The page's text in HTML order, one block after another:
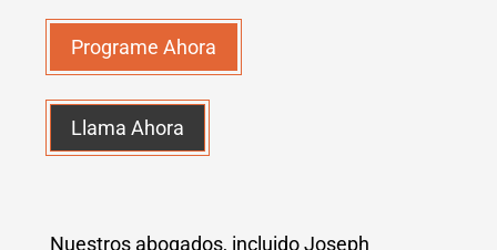
Programe Ahora
Llama Ahora
Nuestros abogados, incluido Joseph